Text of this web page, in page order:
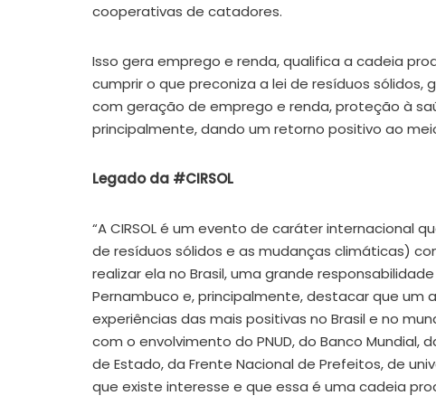
cooperativas de catadores.
Isso gera emprego e renda, qualifica a cadeia
cumprir o que preconiza a lei de resíduos
com geração de emprego e renda, proteção à
principalmente, dando um retorno positivo ao
Legado da #CIRSOL
“A CIRSOL é um evento de caráter
de resíduos sólidos e as mudanças climáticas)
realizar ela no Brasil, uma grande
Pernambuco e, principalmente, destacar que
experiências das mais positivas no Brasil e no
com o envolvimento do PNUD, do Banco
de Estado, da Frente Nacional de Prefeitos, de
que existe interesse e que essa é uma cadeia